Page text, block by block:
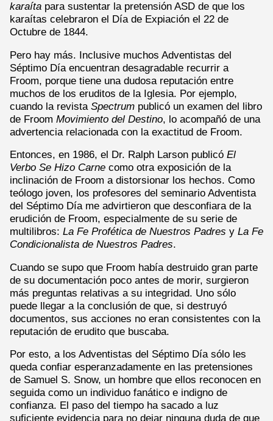
karaíta para sustentar la pretensión ASD de que los
karaítas celebraron el Día de Expiación el 22 de
Octubre de 1844.
Pero hay más. Inclusive muchos Adventistas del
Séptimo Día encuentran desagradable recurrir a
Froom, porque tiene una dudosa reputación entre
muchos de los eruditos de la Iglesia. Por ejemplo,
cuando la revista Spectrum publicó un examen del libro
de Froom Movimiento del Destino, lo acompañó de una
advertencia relacionada con la exactitud de Froom.
Entonces, en 1986, el Dr. Ralph Larson publicó El
Verbo Se Hizo Carne como otra exposición de la
inclinación de Froom a distorsionar los hechos. Como
teólogo joven, los profesores del seminario Adventista
del Séptimo Día me advirtieron que desconfiara de la
erudición de Froom, especialmente de su serie de
multilibros: La Fe Profética de Nuestros Padres y La Fe
Condicionalista de Nuestros Padres.
Cuando se supo que Froom había destruido gran parte
de su documentación poco antes de morir, surgieron
más preguntas relativas a su integridad. Uno sólo
puede llegar a la conclusión de que, si destruyó
documentos, sus acciones no eran consistentes con la
reputación de erudito que buscaba.
Por esto, a los Adventistas del Séptimo Día sólo les
queda confiar esperanzadamente en las pretensiones
de Samuel S. Snow, un hombre que ellos reconocen en
seguida como un individuo fanático e indigno de
confianza. El paso del tiempo ha sacado a luz
suficiente evidencia para no dejar ninguna duda de que